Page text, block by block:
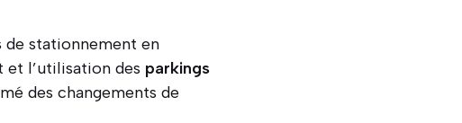
de stationnement en
et l’utilisation des parkings
des changements de